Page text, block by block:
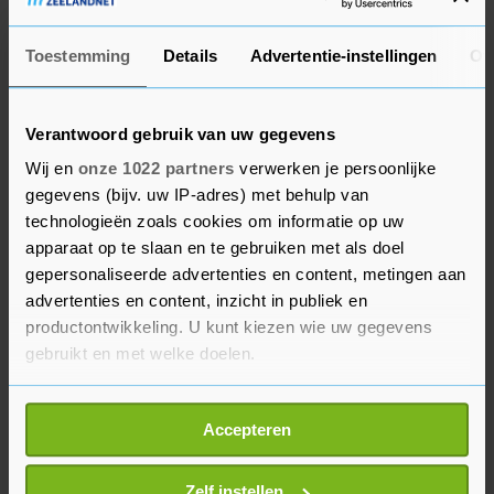
Toestemming Details Advertentie-instellingen
Verantwoord gebruik van uw gegevens
Wij en onze 1022 partners verwerken je persoonlijke
gegevens (bijv. uw IP-adres) met behulp van
technologieën zoals cookies om informatie op uw
apparaat op te slaan en te gebruiken met als doel
gepersonaliseerde advertenties en content, metingen aan
advertenties en content, inzicht in publiek en
productontwikkeling. U kunt kiezen wie uw gegevens
gebruikt en met welke doelen.
Als u het toestaat, willen we ook graag:
Informatie verzamelen over uw geografische
locatie, die tot een paar meter nauwkeurig kan zijn
Uw apparaat identificeren door het actief te
Accepteren
geweest.
Het is niet de eerste keer dat een aap in een
In 2007 wist gorilla Bokito in Diergaarde Blijdorp
in Rotterdam te ontsnappen. Hij sleurde een
vrouw mee die hem vrijwel dagelijks bezocht. De
vrouw liep zware verwondingen op. Bokito kon
gevangen worden nadat hij met een
pijltjesgeweer was verdoofd.
DierenPark Amersfoort heeft slachtofferhulp
ingeschakeld voor bezoekers en
parkmedewerkers. Het park vraagt bezoekers die
op het moment van het incident in het park
waren om zich te melden.